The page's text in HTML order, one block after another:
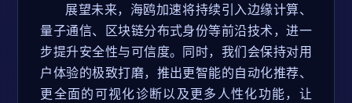
展望未来，海鸥加速将持续引入边缘计算、
量子通信、区块链分布式身份等前沿技术，进一
步提升安全性与可信度。同时，我们会保持对用
户体验的极致打磨，推出更智能的自动化推荐、
更全面的可视化诊断以及更多人性化功能，让